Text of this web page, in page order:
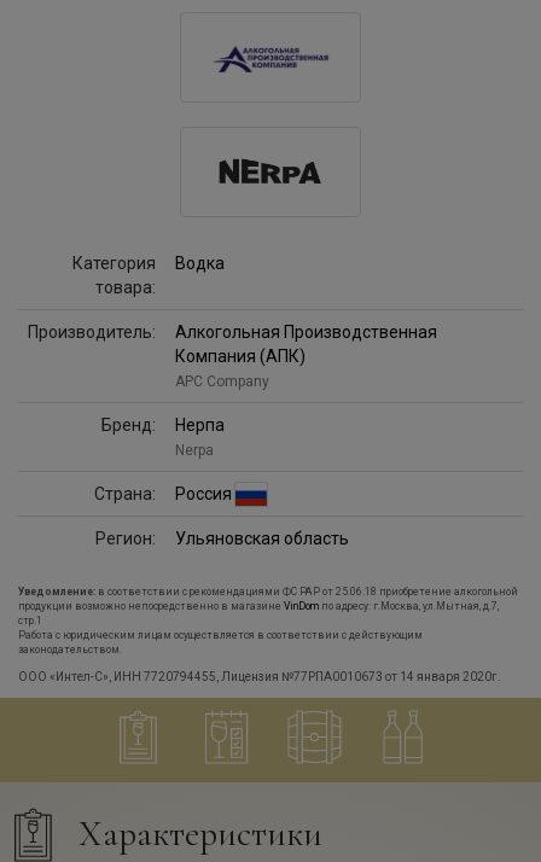
Категория
товара:
Водка
Производитель:
Алкогольная Производственная
Компания (АПК)
APC Company
Бренд: Нерпа
Nerpa
Страна: Россия
Регион: Ульяновская область
Уведомление: в соответствии с рекомендациями ФС РАР от 25.06.18 приобретение алкогольной
продукции возможно непосредственно в магазине VinDom по адресу: г.Москва, ул.Мытная, д.7,
стр.1
Работа с юридическим лицам осуществляется в соответствии с действующим
законодательством.
ООО «Интел-С», ИНН 7720794455, Лицензия №77РПА0010673 от 14 января 2020г.
Характеристики